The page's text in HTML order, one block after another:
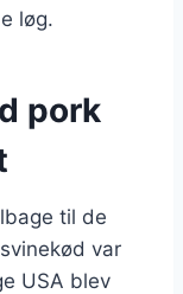
løg.
pork
til de
var
USA blev